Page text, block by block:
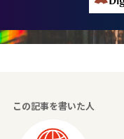
この記事を書いた人